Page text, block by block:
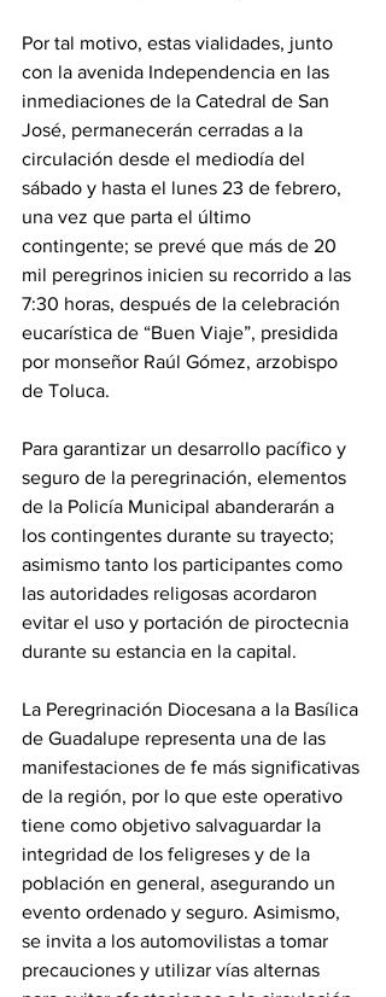
Por tal motivo, estas vialidades, junto
con la avenida Independencia en las
inmediaciones de la Catedral de San
José, permanecerán cerradas a la
circulación desde el mediodía del
sábado y hasta el lunes 23 de febrero,
una vez que parta el último
contingente; se prevé que más de 20
mil peregrinos inicien su recorrido a las
7:30 horas, después de la celebración
eucarística de “Buen Viaje”, presidida
por monseñor Raúl Gómez, arzobispo
de Toluca.
Para garantizar un desarrollo pacífico y
seguro de la peregrinación, elementos
de la Policía Municipal abanderarán a
los contingentes durante su trayecto;
asimismo tanto los participantes como
las autoridades religosas acordaron
evitar el uso y portación de piroctecnia
durante su estancia en la capital.
La Peregrinación Diocesana a la Basílica
de Guadalupe representa una de las
manifestaciones de fe más significativas
de la región, por lo que este operativo
tiene como objetivo salvaguardar la
integridad de los feligreses y de la
población en general, asegurando un
evento ordenado y seguro. Asimismo,
se invita a los automovilistas a tomar
precauciones y utilizar vías alternas